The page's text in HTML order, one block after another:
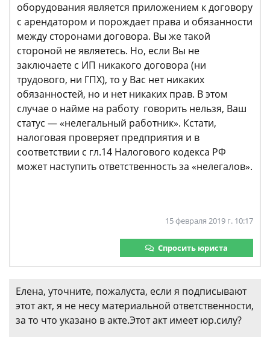
оборудования является приложением к договору
с арендатором и порождает права и обязанности
между сторонами договора. Вы же такой
стороной не являетесь. Но, если Вы не
заключаете с ИП никакого договора (ни
трудового, ни ГПХ), то у Вас нет никаких
обязанностей, но и нет никаких прав. В этом
случае о найме на работу говорить нельзя, Ваш
статус — «нелегальный работник». Кстати,
налоговая проверяет предприятия и в
соответствии с гл.14 Налогового кодекса РФ
может наступить ответственность за «нелегалов».
15 февраля 2019 г. 10:17
Спросить юриста
Елена, уточните, пожалуста, если я подписывают
этот акт, я не несу материальной ответственности,
за то что указано в акте.Этот акт имеет юр.силу?